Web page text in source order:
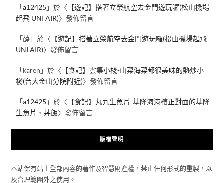
「a12425 」於〈 【遊記】搭著立榮航空去金門遊玩囉(松山機場
起飛 UNI AIR)〉發佈留言
「薛」於〈 【遊記】搭著立榮航空去金門遊玩囉(松山機場起飛
UNI AIR)〉發佈留言
「karen 」於〈 【食記】雲集小棧-山菜海菜都很美味的熱炒小
棧(台大金山分院附近)〉發佈留言
「a12425 」於〈 【食記】丸九生魚片-基隆海港樓正對面的基隆
生魚片、丼飯〉發佈留言
版權聲明
本站保有站上全部內容的著作及智慧財產權，禁止任何形式的重製，以
及合理範圍外之使用。